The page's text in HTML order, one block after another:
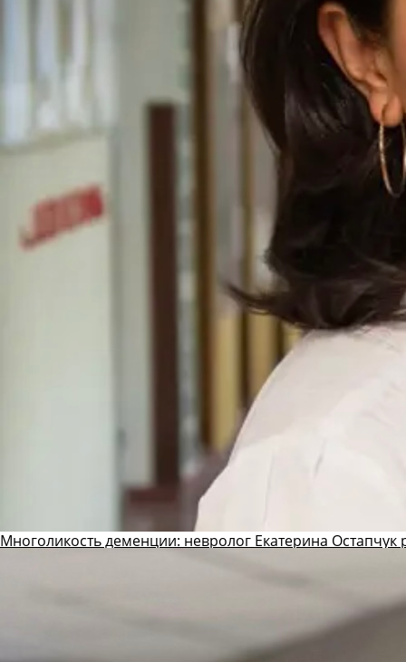
Многоликость деменции: невролог Екатерина Остапчук